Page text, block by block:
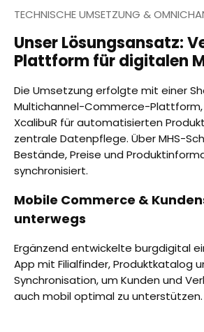
TECHNISCHE UMSETZUNG &
Unser Lösungsansatz:
Plattform für digitalen
Die Umsetzung erfolgte mit einer
Multichannel-Commerce-
XcalibuR für automatisierten
zentrale Datenpflege. Über MHS-
Bestände, Preise und
synchronisiert.
Mobile Commerce &
unterwegs
Ergänzend entwickelte burgdigital
App mit Filialfinder, Produktkatalog
Synchronisation, um Kunden und
auch mobil optimal zu unterstützen.